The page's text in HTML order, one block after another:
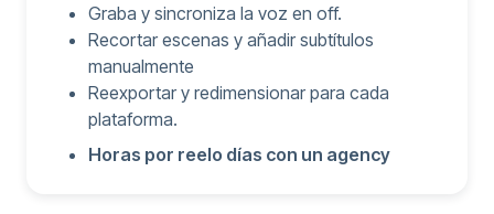
Graba y sincroniza la voz en off.
Recortar escenas y añadir subtítulos
manualmente
Reexportar y redimensionar para cada
plataforma.
Horas por reelo días con un agency